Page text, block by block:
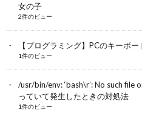
女の子
2件のビュー
【プログラミング】PCのキーボ
1件のビュー
/usr/bin/env: ‘bash\r’: No such file
っていて発生したときの対処法
1件のビュー